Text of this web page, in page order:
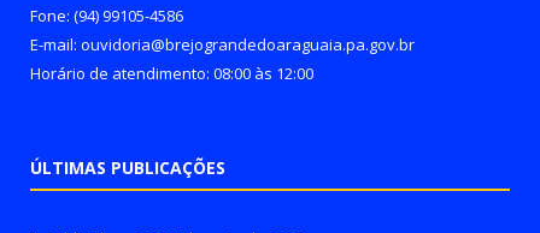
Fone: (94) 99105-4586
E-mail: ouvidoria@brejograndedoaraguaia.pa.gov.br
Horário de atendimento: 08:00 às 12:00
ÚLTIMAS PUBLICAÇÕES